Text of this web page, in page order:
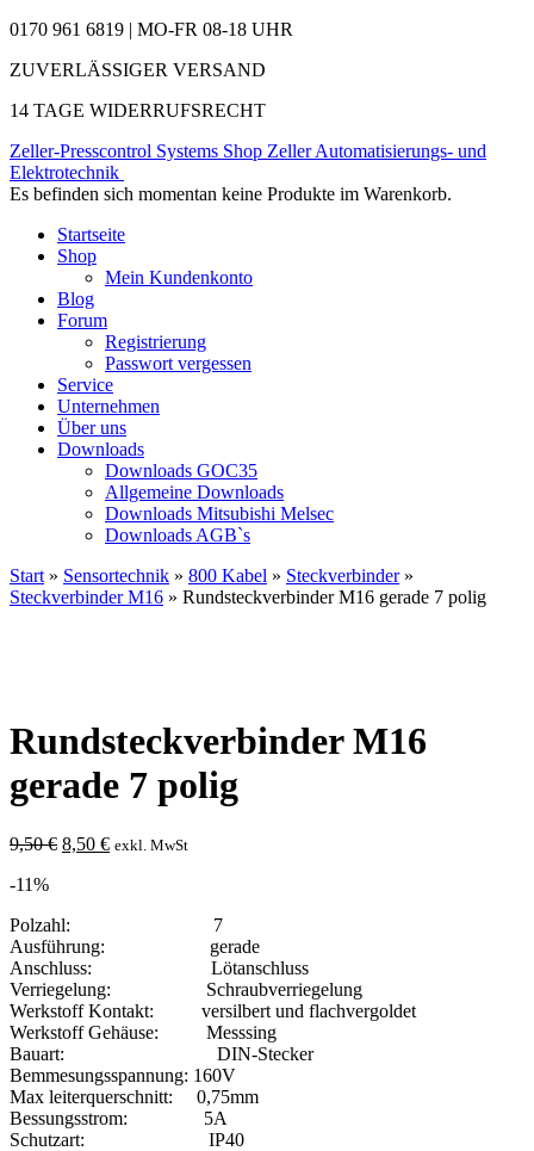
0170 961 6819 | MO-FR 08-18 UHR
ZUVERLÄSSIGER VERSAND
14 TAGE WIDERRUFSRECHT
Zeller-Presscontrol Systems Shop Zeller Automatisierungs- und
Elektrotechnik
Es befinden sich momentan keine Produkte im Warenkorb.
Startseite
Shop
Mein Kundenkonto
Blog
Forum
Registrierung
Passwort vergessen
Service
Unternehmen
Über uns
Downloads
Downloads GOC35
Allgemeine Downloads
Downloads Mitsubishi Melsec
Downloads AGB`s
Start » Sensortechnik » 800 Kabel » Steckverbinder»
Steckverbinder M16 » Rundsteckverbinder M16 gerade 7 polig
Rundsteckverbinder M16
gerade 7 polig
9,50€ Ursprünglicher
8,50 €Aktueller
exkl. MwSt
-11%
Polzahl: 7
Ausführung: gerade
Anschluss: Lötanschluss
Verriegelung: Schraubverriegelung
Werkstoff Kontakt: versilbert und flachvergoldet
Werkstoff Gehäuse: Messsing
Bauart: DIN-Stecker
Bemmesungsspannung: 160V
Max leiterquerschnitt: 0,75mm
Bessungsstrom: 5A
Schutzart: IP40